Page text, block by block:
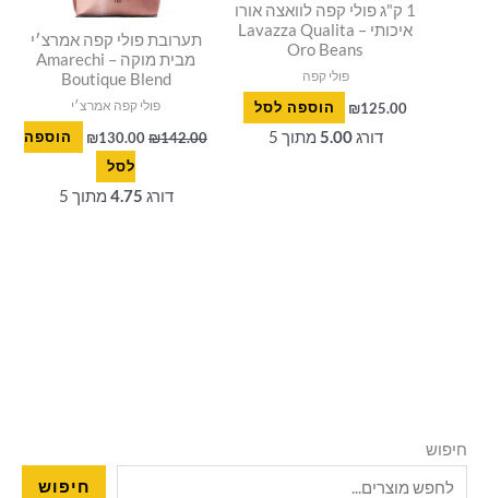
1 ק"ג פולי קפה לוואצה אורו
איכותי – Lavazza Qualita
Oro Beans
פולי קפה
₪125.00 הוספה לסל
דורג5.00 מתוך 5
תערובת פולי קפה אמרצ׳י
מבית מוקה Amarechi –
Boutique Blend
פולי קפה אמרצ׳י
₪142.00
₪130.00
הוספה
לסל
דורג 4.75 מתוך 5
חיפוש
חיפוש